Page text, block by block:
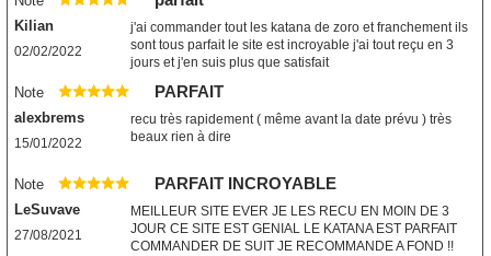
Kilian
02/02/2022
j'ai commander tout les katana de zoro et franchement ils
sont tous parfait le site est incroyable j'ai tout reçu en 3
jours et j'en suis plus que satisfait
Note PARFAIT
alexbrems
15/01/2022
recu très rapidement ( même avant la date prévu ) très
beaux rien à dire
Note PARFAIT INCROYABLE
LeSuvave
27/08/2021
MEILLEUR SITE EVER JE LES RECU EN MOIN DE 3
JOUR CE SITE EST GENIAL LE KATANA EST PARFAIT
COMMANDER DE SUIT JE RECOMMANDE A FOND !!